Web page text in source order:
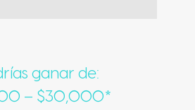
ganar de:
– $30,000*